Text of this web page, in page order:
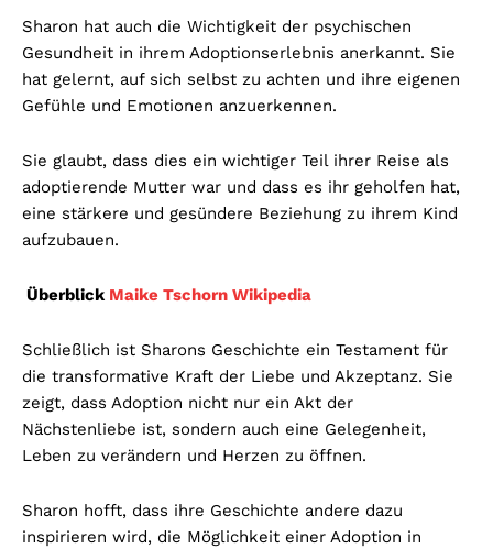
Sharon hat auch die Wichtigkeit der psychischen
Gesundheit in ihrem Adoptionserlebnis anerkannt. Sie
hat gelernt, auf sich selbst zu achten und ihre eigenen
Gefühle und Emotionen anzuerkennen.
Sie glaubt, dass dies ein wichtiger Teil ihrer Reise als
adoptierende Mutter war und dass es ihr geholfen hat,
eine stärkere und gesündere Beziehung zu ihrem Kind
aufzubauen.
Überblick Maike Tschorn Wikipedia
Schließlich ist Sharons Geschichte ein Testament für
die transformative Kraft der Liebe und Akzeptanz. Sie
zeigt, dass Adoption nicht nur ein Akt der
Nächstenliebe ist, sondern auch eine Gelegenheit,
Leben zu verändern und Herzen zu öffnen.
Sharon hofft, dass ihre Geschichte andere dazu
inspirieren wird, die Möglichkeit einer Adoption in